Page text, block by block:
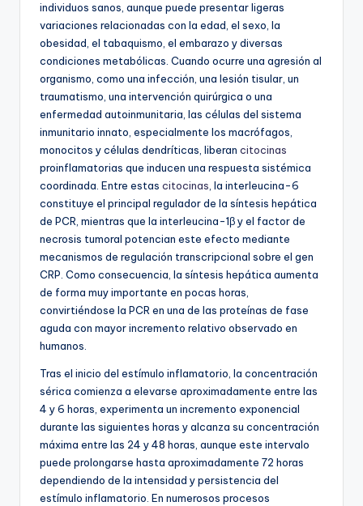
individuos sanos, aunque puede presentar ligeras
variaciones relacionadas con la edad, el sexo, la
obesidad, el tabaquismo, el embarazo y diversas
condiciones metabólicas. Cuando ocurre una agresión al
organismo, como una infección, una lesión tisular, un
traumatismo, una intervención quirúrgica o una
enfermedad autoinmunitaria, las células del sistema
inmunitario innato, especialmente los macrófagos,
monocitos y células dendríticas, liberan citocinas
proinflamatorias que inducen una respuesta sistémica
coordinada. Entre estas citocinas , la interleucina-6
constituye el principal regulador de la síntesis hepática
de PCR, mientras que la interleucina-1β y el factor de
necrosis tumoral potencian este efecto mediante
mecanismos de regulación transcripcional sobre el gen
CRP. Como consecuencia, la síntesis hepática aumenta
de forma muy importante en pocas horas,
convirtiéndose la PCR en una de las proteínas de fase
aguda con mayor incremento relativo observado en
humanos.
Tras el inicio del estímulo inflamatorio, la concentración
sérica comienza a elevarse aproximadamente entre las
4 y 6 horas, experimenta un incremento exponencial
durante las siguientes horas y alcanza su concentración
máxima entre las 24 y 48 horas, aunque este intervalo
puede prolongarse hasta aproximadamente 72 horas
dependiendo de la intensidad y persistencia del
estímulo inflamatorio. En numerosos procesos